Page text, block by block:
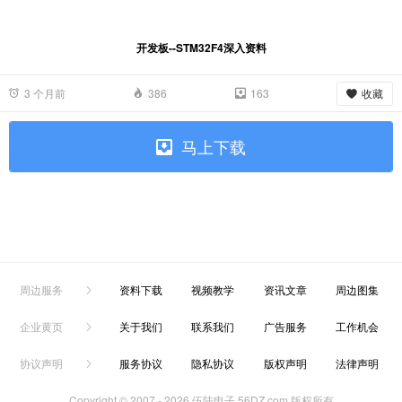
开发板--STM32F4深入资料
3 个月前 386 163 收藏
马上下载
周边服务 资料下载 视频教学 资讯文章 周边图集
企业黄页 关于我们 联系我们 广告服务 工作机会
协议声明 服务协议 隐私协议 版权声明 法律声明